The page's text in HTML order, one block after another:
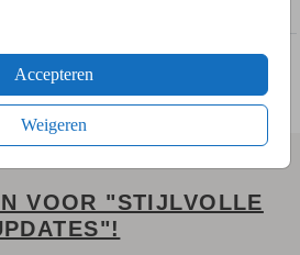
Accepteren
Weigeren
om een stijlvol ontwerp te maken.
onze uitgebreide beeldbank.
account. Je kunt later verder
je uit meerdere formaten,
en één van de 20+ kleuren
VOOR "STIJLVOLLE